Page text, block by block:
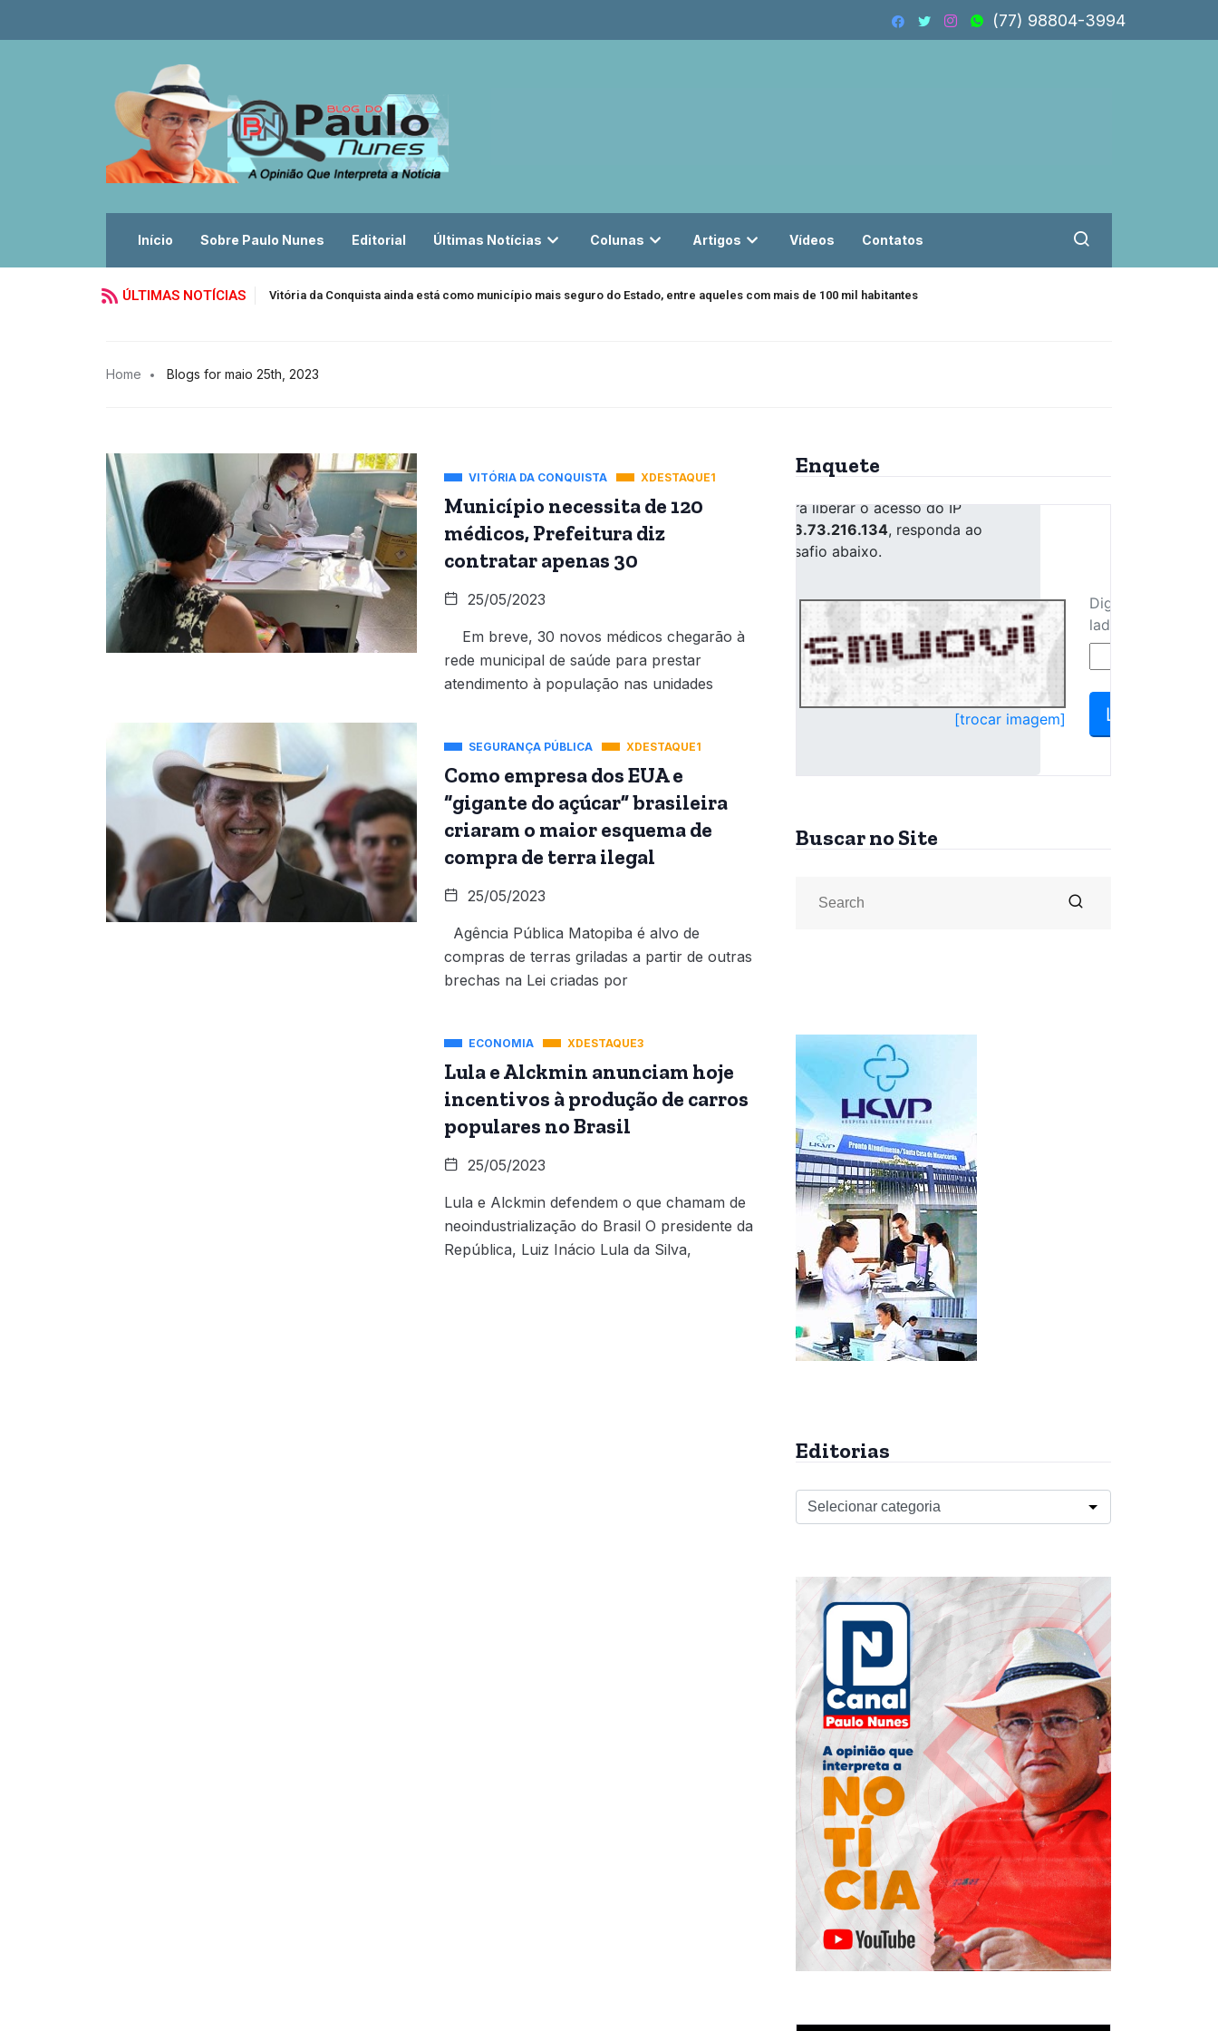
(77) 98804-3994
Início Sobre Paulo Nunes Editorial Últimas Notícias Colunas Artigos Vídeos Contatos
ÚLTIMAS NOTÍCIAS Vitória da Conquista ainda está como município mais seguro do Estado, entre aqueles com mais de 100 mil habitantes
Home Blogs for maio 25th, 2023
VITÓRIA DA CONQUISTA XDESTAQUE1
Município necessita de 120
médicos, Prefeitura diz
contratar apenas 30
25/05/2023
Em breve, 30 novos médicos chegarão à
rede municipal de saúde para prestar
atendimento à população nas unidades
SEGURANÇA PÚBLICA XDESTAQUE1
Como empresa dos EUA e
“gigante do açúcar” brasileira
criaram o maior esquema de
compra de terra ilegal
25/05/2023
Agência Pública Matopiba é alvo de
compras de terras griladas a partir de outras
brechas na Lei criadas por
ECONOMIA XDESTAQUE3
Lula e Alckmin anunciam hoje
incentivos à produção de carros
populares no Brasil
25/05/2023
Lula e Alckmin defendem o que chamam de
neoindustrialização do Brasil O presidente da
República, Luiz Inácio Lula da Silva,
Enquete
Buscar no Site
Editorias